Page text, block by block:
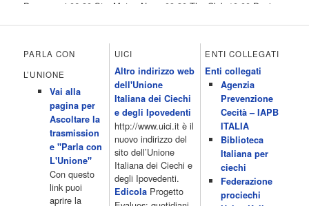
Programmi 06.30 Star.Meteo.News 09.30 The Club 10.00 Deejay
All News 16.05 Rotazione musicale 19.00 All News 19.05 The
Club 19.30 19.30 Human Guinea Pigs 20.00 Inbox 21.00 Code
Monkeys 21.30 Sons of Butcher […]
programmiTv - ITALIA 1 4 Dicembre 2022
Programmi 06.35 Cartoni Animati 09.05 Telefilm:Starsky & Hutch
10.10 Telefilm:Supercar 12.15 12.15 Secondo voi 12.25 Studio
Aperto 13.00 Studio Sport 13.40 Cartoni animati 14.30 I Simpson
15.00 Telefilm:Paso adelante 15.55 15.55 Telefilm:Wildfire 16.50
Cartoni animati 18.30 Studio Aperto 19.05 Don Luca c'� 19.35
19.35 Medici miei 20.05 Camera caf� 20.30 La ruota della
fortuna 21.10 […]
PARLA CON
L’UNIONE
Vai alla
pagina per
Ascoltare la
trasmission
e "Parla con
L'Unione"
Con questo
link puoi
aprire la
UICI
Altro indirizzo web
dell'Unione
Italiana dei Ciechi
e degli Ipovedenti
http://www.uici.it è il
nuovo indirizzo del
sito dell’Unione
Italiana dei Ciechi e
degli Ipovedenti.
EdicolaProgetto
ENTI COLLEGATI
Enti collegati
Agenzia
Prevenzione
Cecità – IAPB
ITALIA
Biblioteca
Italiana per
ciechi
Federazione
prociechi